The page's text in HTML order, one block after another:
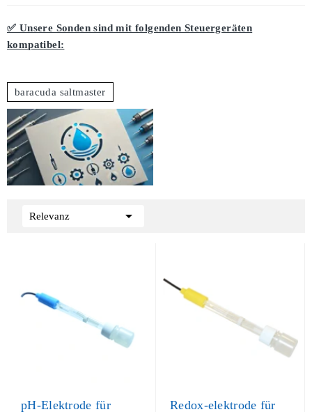
✅ Unsere Sonden sind mit folgenden Steuergeräten
kompatibel:
baracuda saltmaster
Relevanz 
pH-Elektrode für
Redox-elektrode für